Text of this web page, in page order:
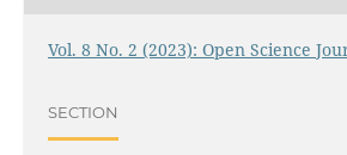
Vol. 8 No. 2 (2023): Open Science
SECTION